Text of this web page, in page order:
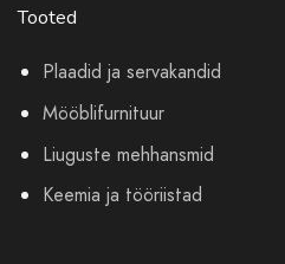
Tooted
Plaadid ja servakandid
Mööblifurnituur
Liuguste mehhansmid
Keemia ja tööriistad